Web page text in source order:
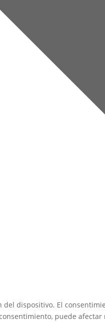
dispositivo. El
puede